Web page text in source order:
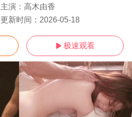
主演： 高木由香
更新时间： 2026-05-18
 极速观看